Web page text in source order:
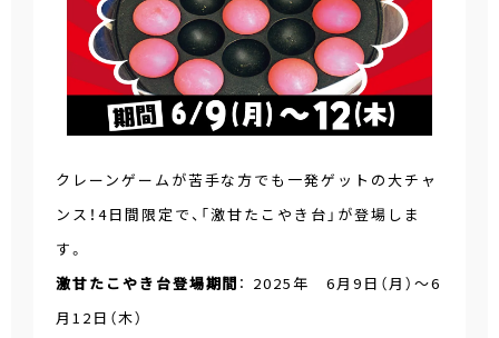
クレーンゲームが苦手な方でも一発ゲットの大チャ
ンス！4日間限定で、「激甘たこやき台」が登場しま
す。
激甘たこやき台登場期間 ： 2025年 6月9日（月）～6
月12日（木）